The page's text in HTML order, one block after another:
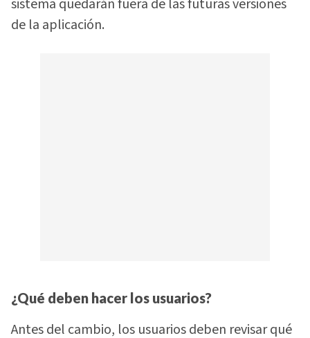
sistema quedarán fuera de las futuras versiones
de la aplicación.
¿Qué deben hacer los usuarios?
Antes del cambio, los usuarios deben revisar qué